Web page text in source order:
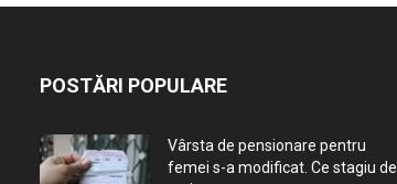
POSTĂRI POPULARE
Vârsta de pensionare pentru
femei s-a modificat. Ce stagiu de